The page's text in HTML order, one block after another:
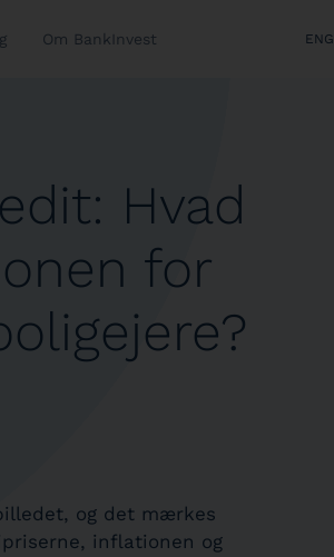
Om BankInvest ENG
Hvad
for
og det mærkes
inflationen og